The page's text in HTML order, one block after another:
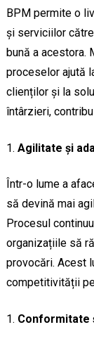
BPM permite o
și serviciilor
bună a acestora.
proceselor ajută
clienților și la
întârzieri,
Agilitate și
Într-o lume a
să devină mai
Procesul
organizațiile să
provocări. Acest
competitivității
Conformitate